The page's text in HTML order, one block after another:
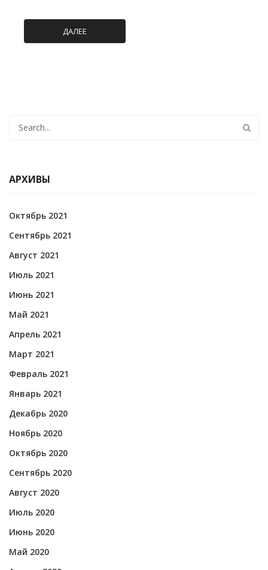
ДАЛЕЕ
АРХИВЫ
Октябрь 2021
Сентябрь 2021
Август 2021
Июль 2021
Июнь 2021
Май 2021
Апрель 2021
Март 2021
Февраль 2021
Январь 2021
Декабрь 2020
Ноябрь 2020
Октябрь 2020
Сентябрь 2020
Август 2020
Июль 2020
Июнь 2020
Май 2020